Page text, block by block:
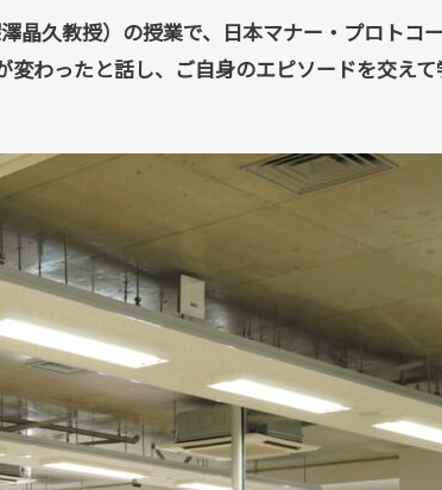
晶久教授）の授業で、日本マナー・プロトコ
わったと話し、ご自身のエピソードを交え